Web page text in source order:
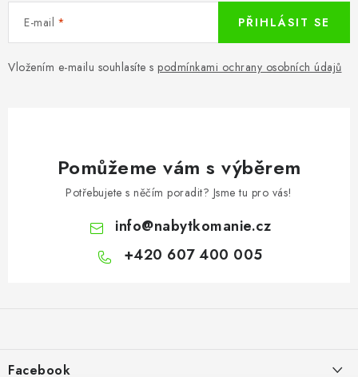
E-mail
Vložením e-mailu souhlasíte s podmínkami ochrany osobních údajů
PŘIHLÁSIT SE
Pomůžeme vám s výběrem
Potřebujete s něčím poradit? Jsme tu pro vás!
info@nabytkomanie.cz
+420 607 400 005
aFacebook